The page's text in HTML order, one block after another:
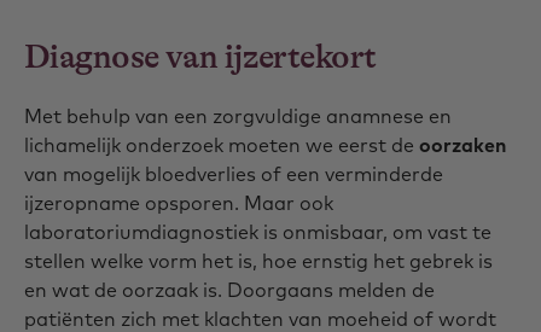
Diagnose van ijzertekort
Met behulp van een zorgvuldige anamnese en
lichamelijk onderzoek moeten we eerst de oorzaken
van mogelijk bloedverlies of een verminderde
ijzeropname opsporen. Maar ook
laboratoriumdiagnostiek is onmisbaar, om vast te
stellen welke vorm het is, hoe ernstig het gebrek is
en wat de oorzaak is. Doorgaans melden de
patiënten zich met klachten van moeheid of wordt